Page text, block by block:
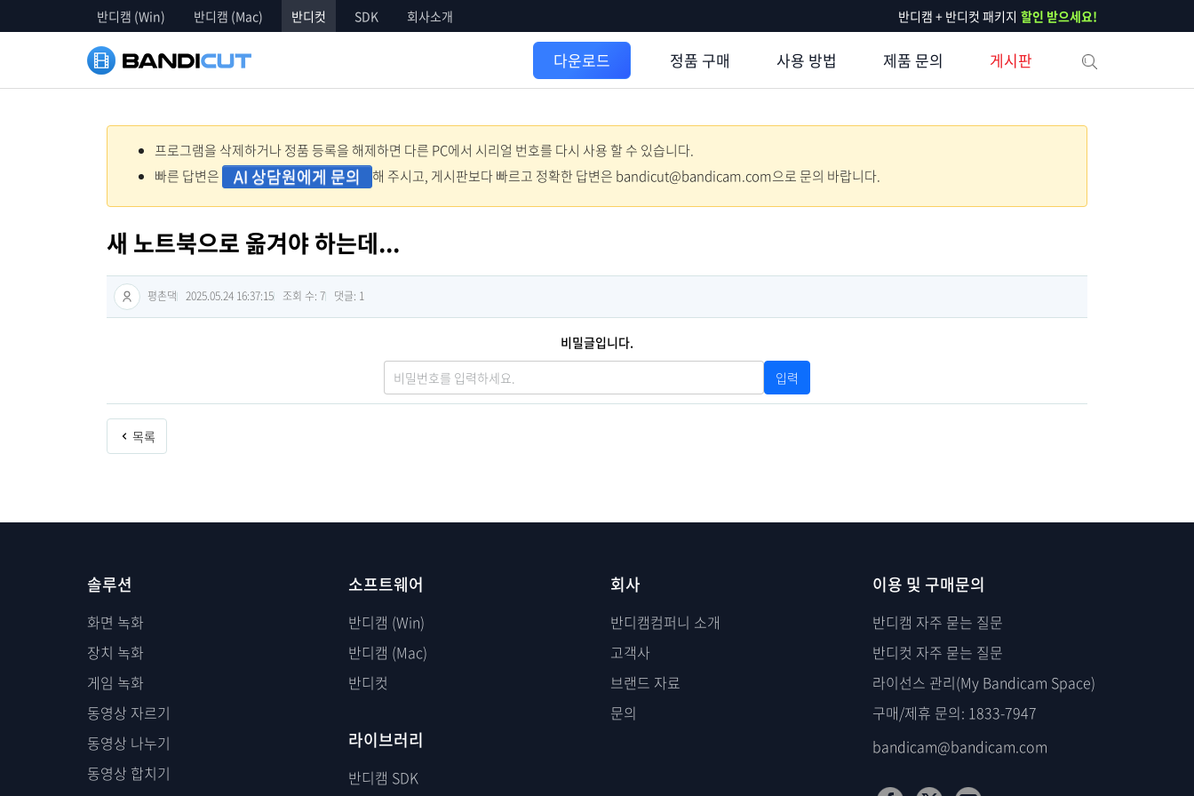
반디캠 (Win) 반디캠 (Mac) 반디컷 SDK 회사소개 반디캠 + 반디컷 패키지 할인 받으세요!
다운로드 정품 구매 사용 방법 제품 문의 게시판
프로그램을 삭제하거나 정품 등록을 해제하면 다른 PC에서 시리얼 번호를 다시 사용 할 수 있습니다.
빠른 답변은
AI 상담원에게 문의 해 주시고, 게시판보다 빠르고 정확한 답변은 bandicut@bandicam.com으로 문의 바랍니다.
새 노트북으로 옮겨야 하는데...
평촌댁 2025.05.24 16:37:15 조회 수: 7 댓글: 1
비밀글입니다.
목록
솔루션
화면 녹화
장치 녹화
게임 녹화
동영상 자르기
동영상 나누기
동영상 합치기
소프트웨어
반디캠 (Win)
반디캠 (Mac)
반디컷
라이브러리
반디캠 SDK
회사
반디캠컴퍼니 소개
고객사
브랜드 자료
문의
이용 및 구매문의
반디캠 자주 묻는 질문
반디컷 자주 묻는 질문
라이선스 관리(My Bandicam Space)
구매/제휴 문의: 1833-7947
bandicam@bandicam.com